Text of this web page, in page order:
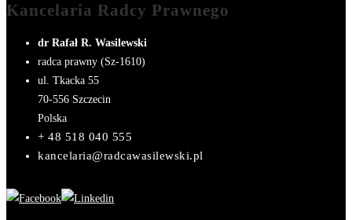
Kancelaria Radcy Prawnego
dr Rafał R. Wasilewski
radca prawny (Sz-1610)
ul. Tkacka 55
70-556 Szczecin
Polska
+ 48 518 040 555
kancelaria@radcawasilewski.pl